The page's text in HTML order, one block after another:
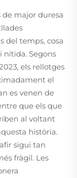
major duresa
del temps, cosa
nítida. Segons
els rellotges
el
es venen de
que els que
al voltant
història.
sigui tan
fràgil. Les